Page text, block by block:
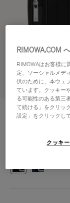
NEVER STILL -
フラップ バッ
ブラック
RIMOWA.COM
RIMOWAはお客様に
定、ソーシャルメデ
供のために、本ウェ
ています。クッキー
る可能性のある第三
て続ける」をクリッ
設定」をクリックし
クッキ